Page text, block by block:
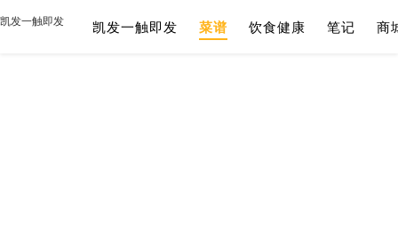
凯发一触即发 凯发一触即发 菜谱 饮食健康 笔记 商